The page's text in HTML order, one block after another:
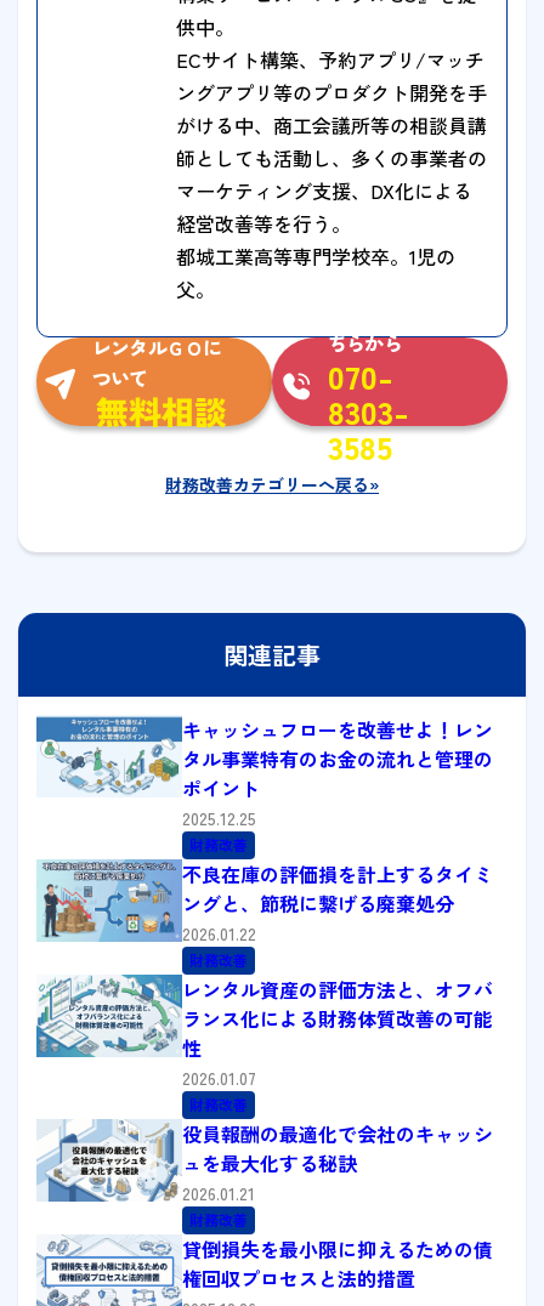
供中。
ECサイト構築、予約アプリ/マッチ
ングアプリ等のプロダクト開発を手
がける中、商工会議所等の相談員講
師としても活動し、多くの事業者の
マーケティング支援、DX化による
経営改善等を行う。
都城工業高等専門学校卒。1児の
父。
レンタルＧＯに
ついて
無料相談
ちらから
070-
8303-
3585
財務改善カテゴリーへ戻る»
関連記事
キャッシュフローを改善せよ！レン
タル事業特有のお金の流れと管理の
ポイント
2025.12.25
財務改善
不良在庫の評価損を計上するタイミ
ングと、節税に繋げる廃棄処分
2026.01.22
財務改善
レンタル資産の評価方法と、オフバ
ランス化による財務体質改善の可能
性
2026.01.07
財務改善
役員報酬の最適化で会社のキャッシ
ュを最大化する秘訣
2026.01.21
財務改善
貸倒損失を最小限に抑えるための債
権回収プロセスと法的措置